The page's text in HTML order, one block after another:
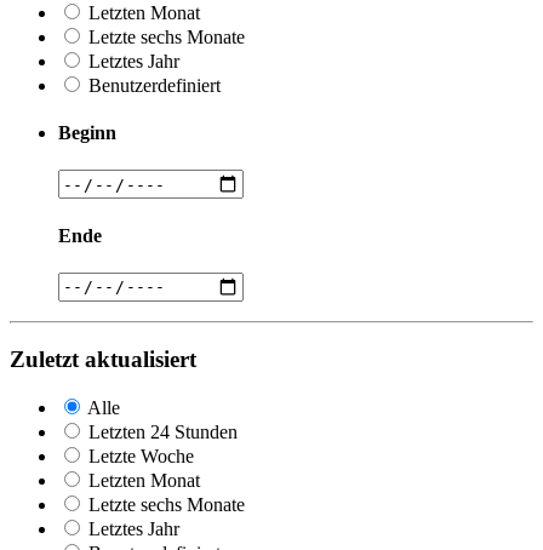
Letzten Monat
Letzte sechs Monate
Letztes Jahr
Benutzerdefiniert
Beginn
Ende
Zuletzt aktualisiert
Alle
Letzten 24 Stunden
Letzte Woche
Letzten Monat
Letzte sechs Monate
Letztes Jahr